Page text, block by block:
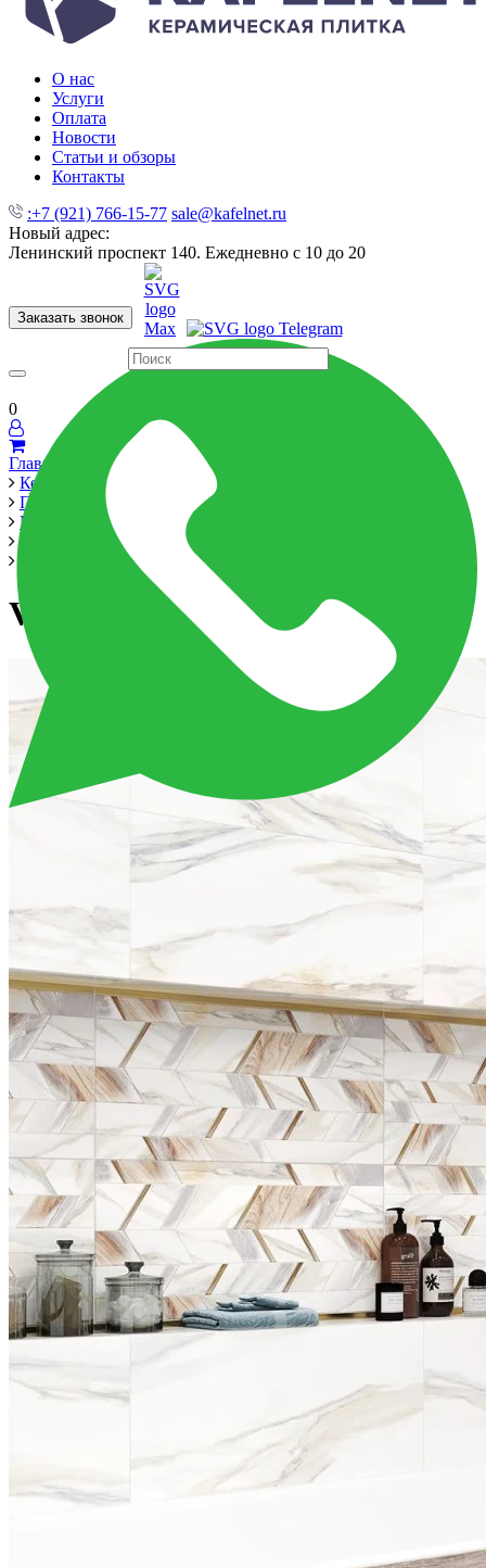
О нас
Услуги
Оплата
Новости
Статьи и обзоры
Контакты
:+7 (921) 766-15-77 sale@kafelnet.ru
Новый адрес:
Ленинский проспект 140. Ежедневно с 10 до 20
Заказать звонок
60x120 60x60 Для ванной Для кухни
0
Главная
Керамика
Производители
New Trend
Volcano